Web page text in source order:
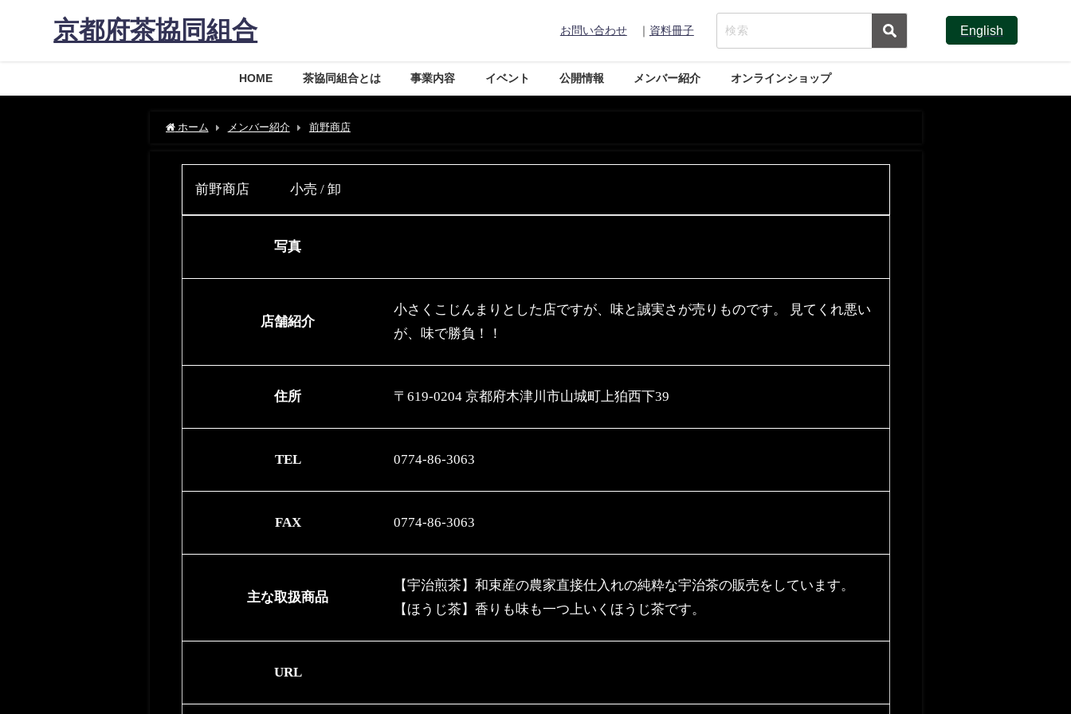
京都府茶協同組合 お問い合わせ｜ 資料冊子 English
HOME 茶協同組合とは 事業内容 イベント 公開情報 メンバー紹介 オンラインショップ
ホーム メンバー紹介 前野商店
前野商店 小売 / 卸
写真
店舗紹介
小さくこじんまりとした店ですが、味と誠実さが売りものです。 見てくれ悪い
が、味で勝負！！
住所 〒619-0204 京都府木津川市山城町上狛西下39
TEL 0774-86-3063
FAX 0774-86-3063
主な取扱商品
【宇治煎茶】和束産の農家直接仕入れの純粋な宇治茶の販売をしています。
【ほうじ茶】香りも味も一つ上いくほうじ茶です。
URL